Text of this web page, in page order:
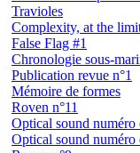
Travioles
Complexity, at the
False Flag #1
Chronologie sous-
Publication revue n°1
Mémoire de formes
Roven n°11
Optical sound numéro
Optical sound numéro